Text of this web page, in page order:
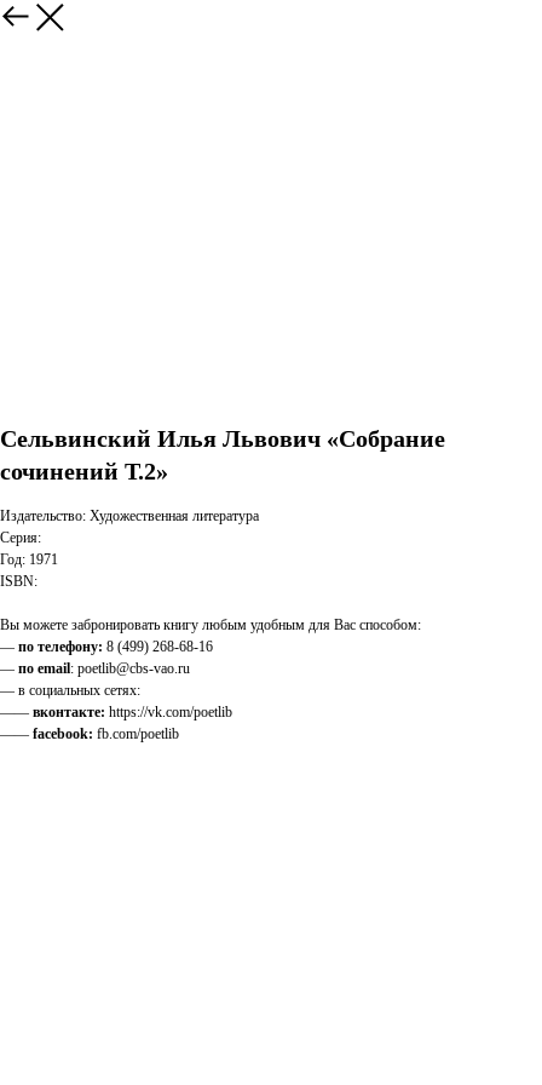
Сельвинский Илья Львович «Собрание
сочинений Т.2»
Издательство: Художественная литература
Серия:
Год: 1971
ISBN:
Вы можете забронировать книгу любым удобным для Вас способом:
— по телефону: 8 (499) 268-68-16
— по email: poetlib@cbs-vao.ru
— в социальных сетях:
—— вконтакте: https://vk.com/poetlib
—— facebook: fb.com/poetlib